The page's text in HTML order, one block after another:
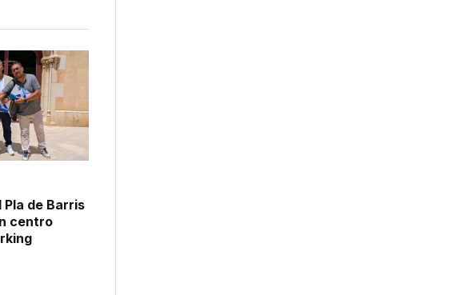
de Barris
centro